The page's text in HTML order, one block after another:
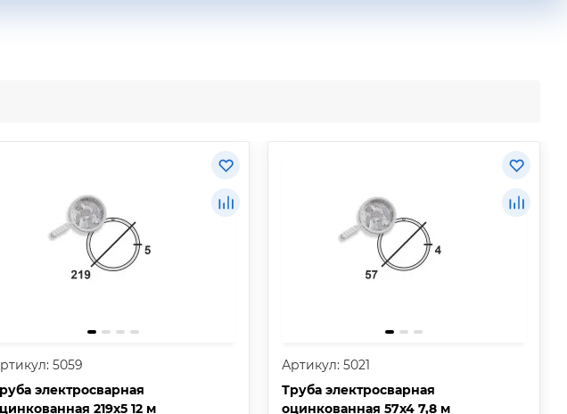
5059
электросварная
219х5 12 м
Артикул: 5021
Труба электросварная
оцинкованная 57х4 7,8 м